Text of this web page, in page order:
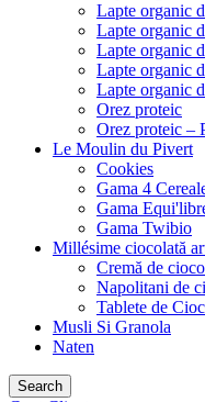
Lapte organic
Lapte organic
Lapte organic
Lapte organic
Lapte organic
Orez proteic
Orez proteic –
Le Moulin du Pivert
Cookies
Gama 4
Gama
Gama Twibio
Millésime ciocolată
Cremă de
Napolitani de
Tablete de
Musli Si Granola
Naten
Search